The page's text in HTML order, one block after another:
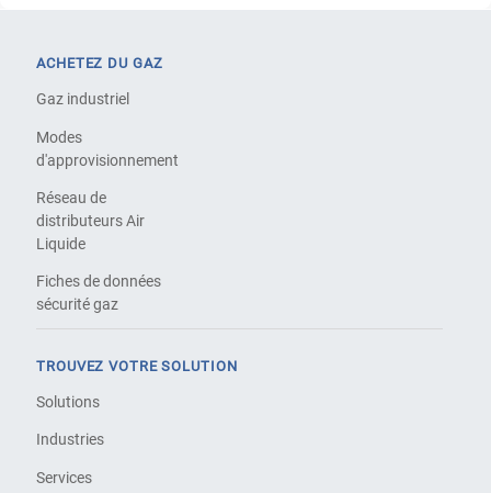
ACHETEZ DU GAZ
Gaz industriel
Modes
d'approvisionnement
Réseau de
distributeurs Air
Liquide
Fiches de données
sécurité gaz
TROUVEZ VOTRE SOLUTION
Solutions
Industries
Services